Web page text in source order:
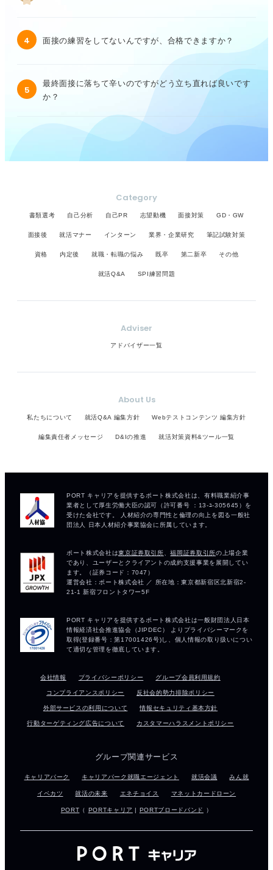
4 面接の練習をしてないんですが、合格できますか？
5
最終面接に落ちて辛いのですがどう立ち直れば良いです
か？
Category
書類選考 自己分析 自己PR 志望動機 面接対策 GD・GW
面接後 就活マナー インターン 業界・企業研究 筆記試験対策
資格 内定後 就職・転職の悩み 既卒 第二新卒 その他
就活Q&A SPI練習問題
Adviser
アドバイザー一覧
About Us
私たちについて 就活Q&A 編集方針 Webテストコンテンツ 編集方針
編集責任者メッセージ D&Iの推進 就活対策資料&ツール一覧
会社情報 プライバシーポリシー グループ会員利用規約
コンプライアンスポリシー 反社会的勢力排除ポリシー
外部サービスの利用について 情報セキュリティ基本方針
行動ターゲティング広告について カスタマーハラスメントポリシー